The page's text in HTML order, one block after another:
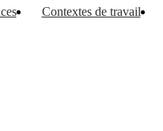
Contextes de travail